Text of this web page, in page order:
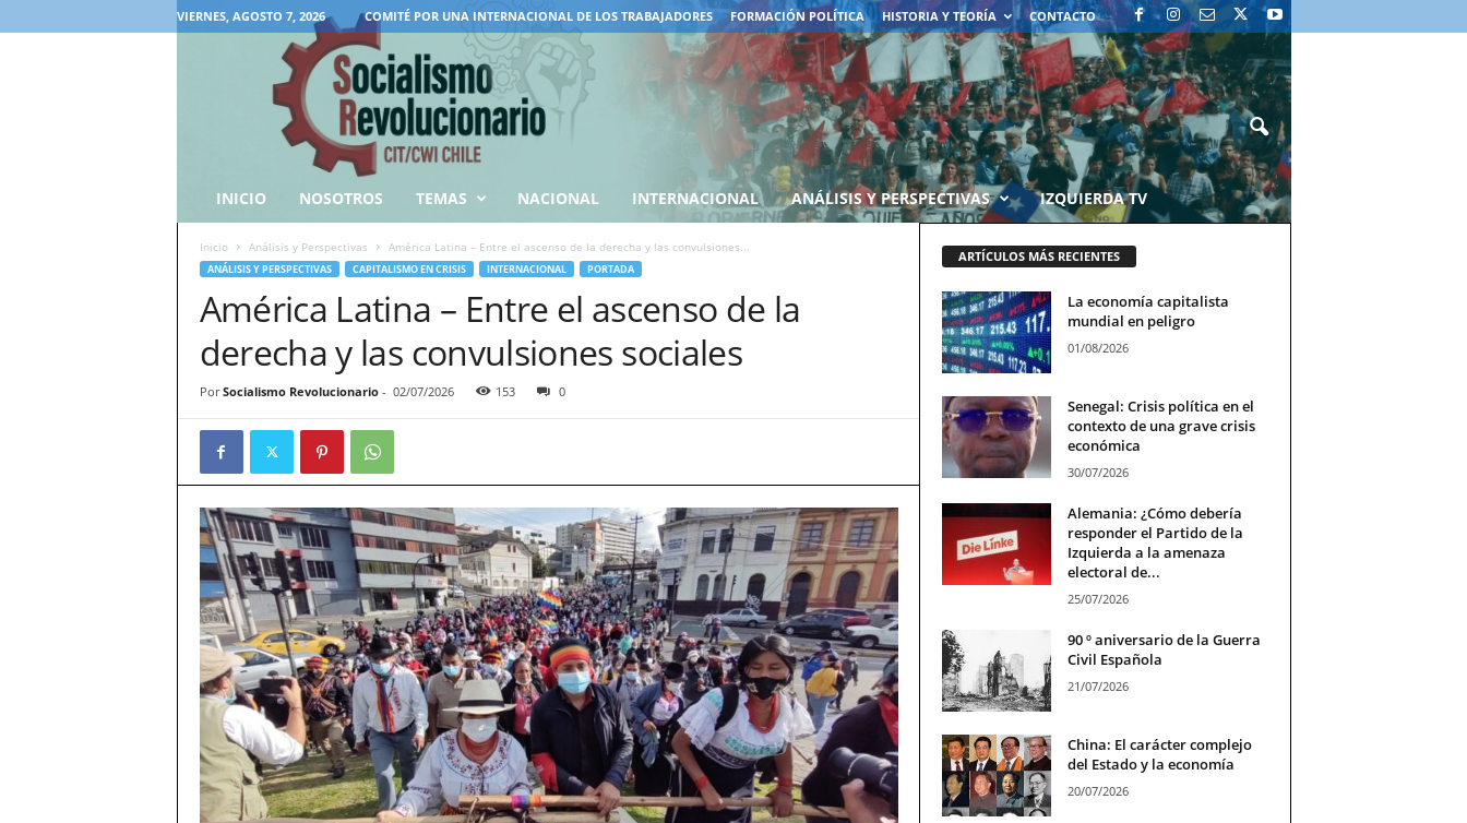
VIERNES, AGOSTO 7, 2026 COMITÉ POR UNA INTERNACIONAL DE LOS TRABAJADORES FORMACIÓN POLÍTICA HISTORIA Y TEORÍA CONTACTO
INICIO NOSOTROS TEMAS NACIONAL INTERNACIONAL ANÁLISIS Y PERSPECTIVAS IZQUIERDA TV
Inicio Análisis y Perspectivas América Latina – Entre el ascenso de la derecha y las convulsiones...
ANÁLISIS Y PERSPECTIVAS CAPITALISMO EN CRISIS INTERNACIONAL PORTADA
América Latina – Entre el ascenso de la
derecha y las convulsiones sociales
Por Socialismo Revolucionario- 02/07/2026 153 0
ARTÍCULOS MÁS RECIENTES
La economía capitalista
mundial en peligro
01/08/2026
Senegal: Crisis política en el
contexto de una grave crisis
económica
30/07/2026
Alemania: ¿Cómo debería
responder el Partido de la
Izquierda a la amenaza
electoral de...
25/07/2026
90 º aniversario de la Guerra
Civil Española
21/07/2026
China: El carácter complejo
del Estado y la economía
20/07/2026